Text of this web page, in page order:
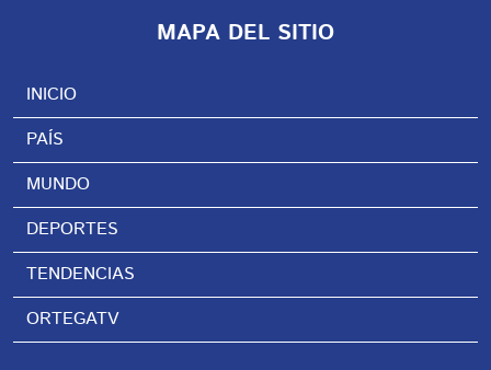
MAPA DEL SITIO
INICIO
PAÍS
MUNDO
DEPORTES
TENDENCIAS
ORTEGATV